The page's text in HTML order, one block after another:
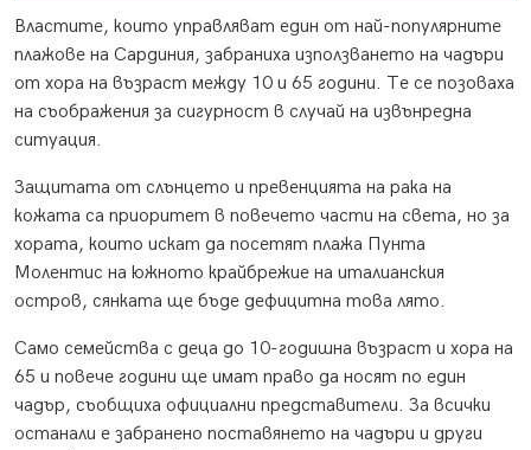
Властите, които управляват един от най-популярните
плажове на Сардиния, забраниха използването на чадъри
от хора на възраст между 10 и 65 години. Те се позоваха
на съображения за сигурност в случай на извънредна
ситуация.
Защитата от слънцето и превенцията на рака на
кожата са приоритет в повечето части на света, но за
хората, които искат да посетят плажа Пунта
Молентис на южното крайбрежие на италианския
остров, сянката ще бъде дефицитна това лято.
Само семейства с деца до 10-годишна възраст и хора на
65 и повече години ще имат право да носят по един
чадър, съобщиха официални представители. За всички
останали е забранено поставянето на чадъри и други